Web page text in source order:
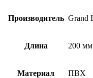
Производитель Grand
Длина 200 мм
Материал ПВХ